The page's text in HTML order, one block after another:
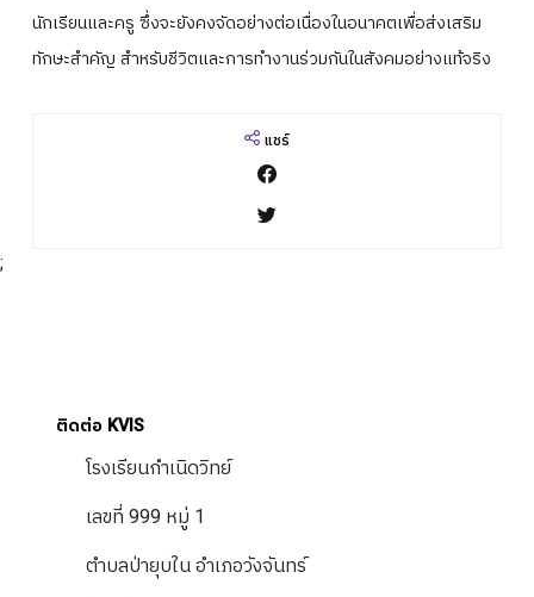
นักเรียนและครู ซึ่งจะยังคงจัดอย่างต่อเนื่องในอนาคตเพื่อส่งเสริม
ทักษะสำคัญ สำหรับชีวิตและการทำงานร่วมกันในสังคมอย่างแท้จริง
แชร์
;
ติดต่อ KVIS
โรงเรียนกำเนิดวิทย์
เลขที่ 999 หมู่ 1
ตำบลป่ายุบใน อำเภอวังจันทร์